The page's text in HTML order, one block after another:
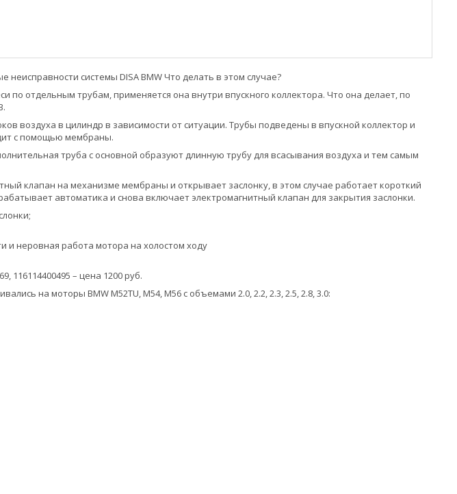
неисправности системы DISA BMW Что делать в этом случае?
по отдельным трубам, применяется она внутри впускного коллектора. Что она делает, по
воздуха в цилиндр в зависимости от ситуации. Трубы подведены в впускной коллектор и
с помощью мембраны.
труба с основной образуют длинную трубу для всасывания воздуха и тем самым
клапан на механизме мембраны и открывает заслонку, в этом случае работает короткий
автоматика и снова включает электромагнитный клапан для закрытия заслонки.
и неровная работа мотора на холостом ходу
116114400495 – цена 1200 руб.
на моторы BMW M52TU, M54, M56 c объемами 2.0, 2.2, 2.3, 2.5, 2.8, 3.0: